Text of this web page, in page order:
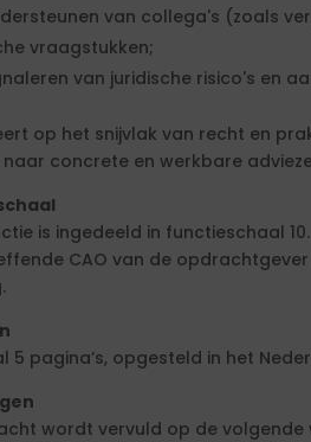
van collega's (zoals
vraagstukken;
van juridische risico's en
op het snijvlak van recht en
concrete en werkbare
is ingedeeld in functieschaal
CAO van de
5 pagina’s, opgesteld in het
wordt vervuld op de